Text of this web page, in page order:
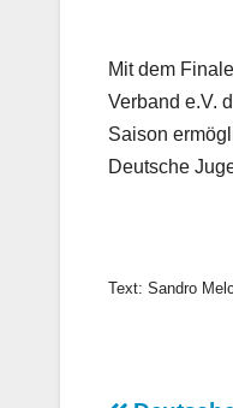
Mit dem
Verband e.V.
Saison
Deutsche
Text: Sandro